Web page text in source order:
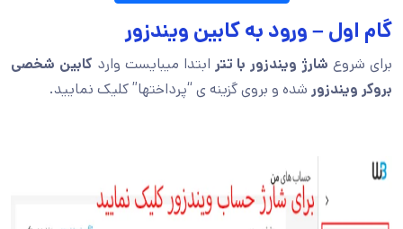
گام اول – ورود به کابین ویندزور
برای شروع شارژ ویندزور با تتر ابتدا میبایست وارد کابین شخصی
بروکر ویندزور شده و بروی گزینه ی “پرداختها” کلیک نمایید.